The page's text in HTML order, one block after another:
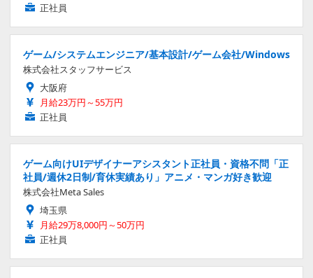
正社員
ゲーム/システムエンジニア/基本設計/ゲーム会社/Windows
株式会社スタッフサービス
大阪府
月給23万円～55万円
正社員
ゲーム向けUIデザイナーアシスタント正社員・資格不問「正
社員/週休2日制/育休実績あり」アニメ・マンガ好き歓迎
株式会社Meta Sales
埼玉県
月給29万8,000円～50万円
正社員